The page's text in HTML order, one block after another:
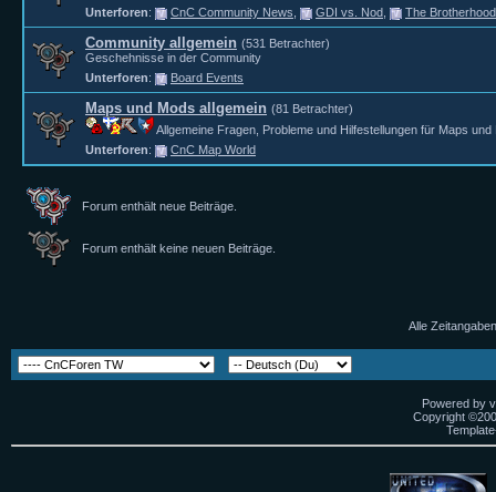
Unterforen: CnC Community News GDI vs. Nod The
Community allgemein (531 Betrachter)
Geschehnisse in der Community
Unterforen: Board Events
Maps und Mods allgemein (81 Betrachter)
Allgemeine Fragen, Probleme und Hilfestellungen für Maps und
Unterforen: CnC Map World
Forum enthält neue Beiträge.
Forum enthält keine neuen Beiträge.
Alle
Powered by
Copyright